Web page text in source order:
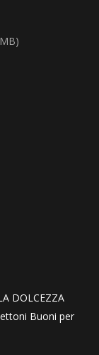
DOLCEZZA
Buoni per